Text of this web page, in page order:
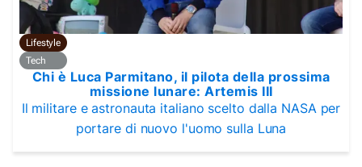
Lifestyle
Tech
Chi è Luca Parmitano, il pilota della prossima
missione lunare: Artemis III
Il militare e astronauta italiano scelto dalla NASA per
portare di nuovo l'uomo sulla Luna